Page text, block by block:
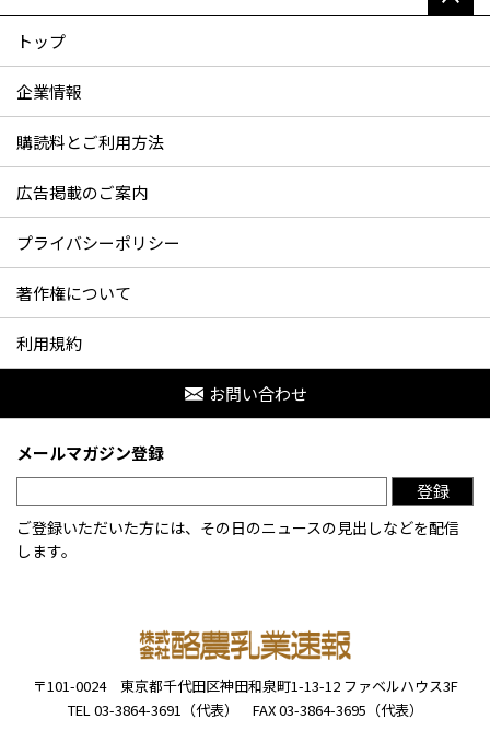
トップ
企業情報
購読料とご利用方法
広告掲載のご案内
プライバシーポリシー
著作権について
利用規約
お問い合わせ
〒101-0024 東京都千代田区神田和泉町1-13-12 ファベルハウス3F
TEL 03-3864-3691（代表）
FAX 03-3864-3695（代表）
メールマガジン登録
登録
ご登録いただいた方には、その日のニュースの見出しなどを配信
します。